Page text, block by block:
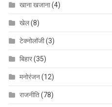
खाना खजाना(4)
खेल(8)
टेक्नोलॉजी(3)
बिहार(35)
मनोरंजन(12)
राजनीति(78)